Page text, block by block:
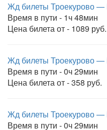
Жд билеты Троекурово —
Время в пути - 1ч 48мин
Цена билета от - 1089 руб.
Жд билеты Троекурово —
Время в пути - 0ч 29мин
Цена билета от - 358 руб.
Жд билеты Троекурово —
Время в пути - 0ч 29мин